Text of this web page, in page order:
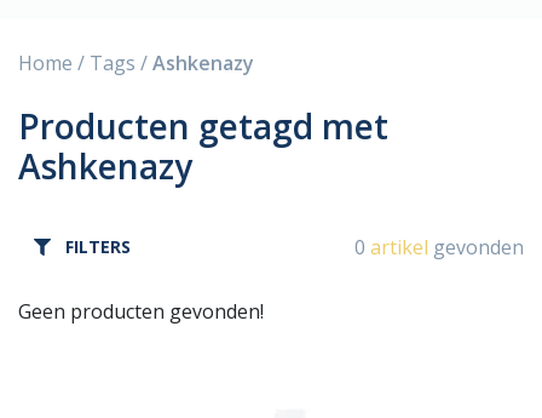
Home / Tags /Ashkenazy
Producten getagd met
Ashkenazy
FILTERS 0 artikel gevonden
Geen producten gevonden!